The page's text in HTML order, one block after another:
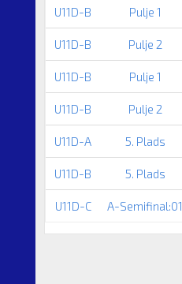
U11D-B Pulje 1
U11D-B Pulje 2
U11D-B Pulje 1
U11D-B Pulje 2
U11D-A 5. Plads
U11D-B 5. Plads
U11D-C A-Semifinal:01